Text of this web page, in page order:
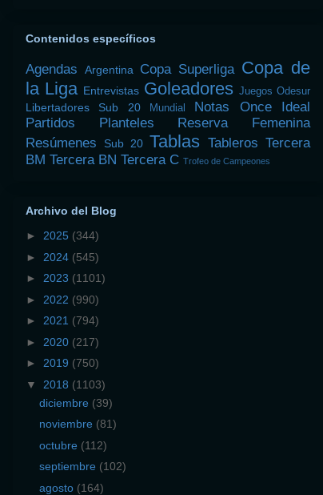
Contenidos específicos
Agendas Argentina Copa Superliga Copa de
la Liga Entrevistas Goleadores Juegos Odesur
Libertadores Sub 20 Mundial Notas
Once Ideal
Partidos
Planteles
Reserva Femenina
Resúmenes
Sub 20 Tablas Tableros Tercera
BM Tercera BN Tercera C Trofeo de Campeones
Archivo del Blog
► 2025 (344)
► 2024 (545)
► 2023 (1101)
► 2022 (990)
► 2021 (794)
► 2020 (217)
► 2019 (750)
▼ 2018 (1103)
diciembre (39)
noviembre (81)
octubre (112)
septiembre (102)
agosto (164)